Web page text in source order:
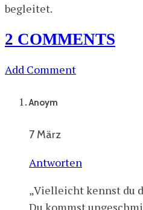
begleitet.
2 COMMENTS
Add Comment
Anoym
7 März
Antworten
„Vielleicht kennst du
Du kommst